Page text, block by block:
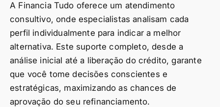
A Financia Tudo oferece um atendimento
consultivo, onde especialistas analisam cada
perfil individualmente para indicar a melhor
alternativa. Este suporte completo, desde a
análise inicial até a liberação do crédito, garante
que você tome decisões conscientes e
estratégicas, maximizando as chances de
aprovação do seu refinanciamento.